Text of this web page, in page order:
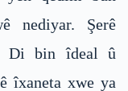
nediyar. Şerê
Di bin îdeal û
îxaneta xwe ya